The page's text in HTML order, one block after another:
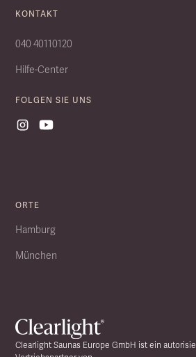
KONTAKT
040 40110120
Hilfe-Center
FOLGEN SIE UNS
ORTE
Hamburg
München
Clearlight Saunas Europe GmbH ist ein